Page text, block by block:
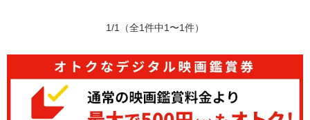
1/1 （全1件中1〜1件）